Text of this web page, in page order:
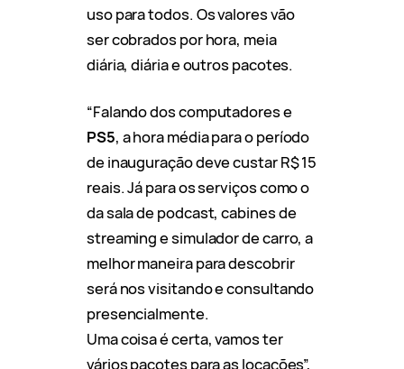
uso para todos. Os valores vão
ser cobrados por hora, meia
diária, diária e outros pacotes.
“Falando dos computadores e
PS5, a hora média para o período
de inauguração deve custar R$ 15
reais. Já para os serviços como o
da sala de podcast, cabines de
streaming e simulador de carro, a
melhor maneira para descobrir
será nos visitando e consultando
presencialmente.
Uma coisa é certa, vamos ter
vários pacotes para as locações”,